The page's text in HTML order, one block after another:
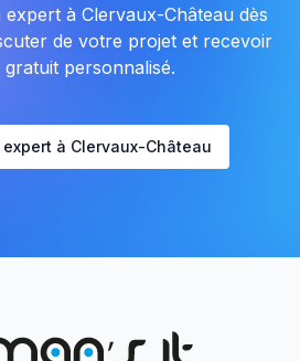
à Clervaux-Château dès
de votre projet et recevoir
gratuit personnalisé.
à Clervaux-Château